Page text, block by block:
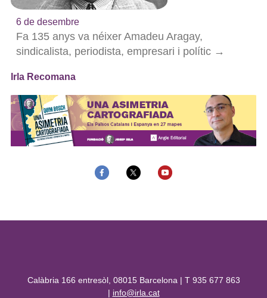
6 de desembre
Fa 135 anys va néixer Amadeu Aragay,
sindicalista, periodista, empresari i polític →
Irla Recomana
Calàbria 166 entresòl, 08015 Barcelona | T 935 677 863
| info@irla.cat